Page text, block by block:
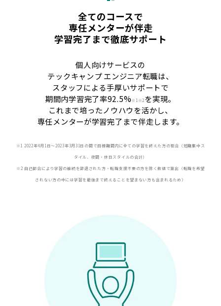
全てのコースで
専任メンターが伴走
学習完了まで徹底サポート
個人向けサービスの
テックキャンプ エンジニア転職は、
スタッフによる手厚いサポートで
期間内学習完了率92.5%※ 1※2を実現。
これまで培ったノウハウを活かし、
専任メンターが学習完了まで伴走します。
※1 2022年4月1日〜2023年3月31日の間で目標期間内に全ての学習を終えた方の割合（短期集中ス
タイル、夜間・休日スタイルの合計）
※2 自己都合により学習の継続を辞退された方・転職支援不要の方を除く数値で算出（転職を希望
されない方の中には学習を最後まで終えることを望まない方も含まれるため）